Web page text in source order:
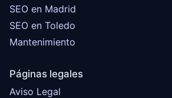
SEO en Madrid
SEO en Toledo
Mantenimiento
Páginas legales
Aviso Legal